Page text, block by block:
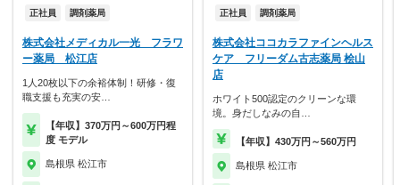
正社員 調剤薬局
株式会社メディカル一光 フラワ
ー薬局 松江店
1人20枚以下の余裕体制！研修・復
職支援も充実の安…
【年収】370万円～600万円程
度 モデル
島根県 松江市
正社員 調剤薬局
株式会社ココカラファインヘルス
ケア フリーダム古志薬局 桧山
店
ホワイト500認定のクリーンな環
境。身だしなみの自…
【年収】430万円～560万円
島根県 松江市